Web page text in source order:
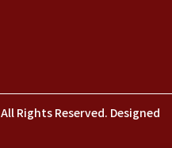
All Rights Reserved. Designed